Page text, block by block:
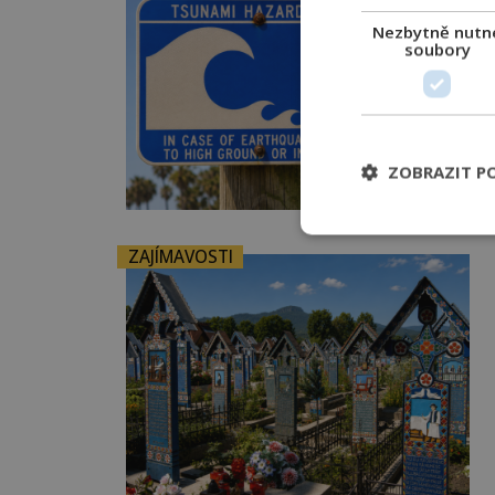
ZAJÍMAVOSTI
Nezbytně
soubory
ZOBRAZIT